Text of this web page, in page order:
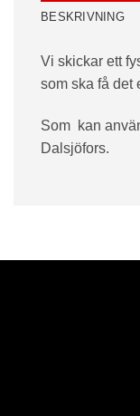
BESKRIVNING
Vi skickar ett
som ska få det
Som kan
Dalsjöfors.